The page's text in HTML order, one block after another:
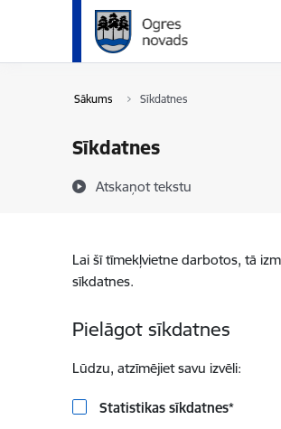
Pāriet uz lapas saturu
Sākums Sīkdatnes
Sīkdatnes
Atskaņot tekstu
Lai šī tīmekļvietne darbotos, tā
sīkdatnes.
Pielāgot sīkdatnes
Lūdzu, atzīmējiet savu izvēli:
Statistikas sīkdatnes*